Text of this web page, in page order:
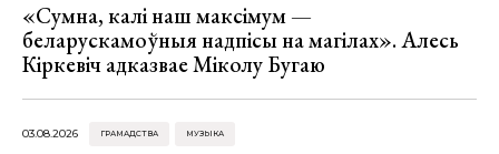
«Сумна, калі наш максімум —
беларускамоўныя надпісы на магілах». Алесь
Кіркевіч адказвае Міколу Бугаю
03.08.2026 ГРАМАДСТВА МУЗЫКА